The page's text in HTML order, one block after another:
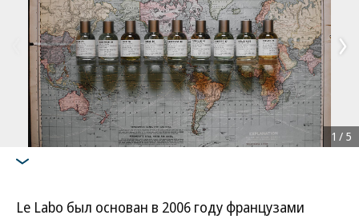
1 / 5
Le Labo был основан в 2006 году французами